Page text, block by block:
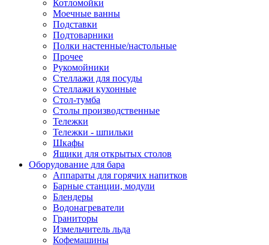
Котломойки
Моечные ванны
Подставки
Подтоварники
Полки настенные/настольные
Прочее
Рукомойники
Стеллажи для посуды
Стеллажи кухонные
Стол-тумба
Столы производственные
Тележки
Тележки - шпильки
Шкафы
Ящики для открытых столов
Оборудование для бара
Аппараты для горячих напитков
Барные станции, модули
Блендеры
Водонагреватели
Граниторы
Измельчитель льда
Кофемашины